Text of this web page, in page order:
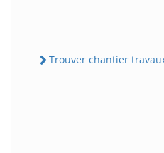
Trouver chantier